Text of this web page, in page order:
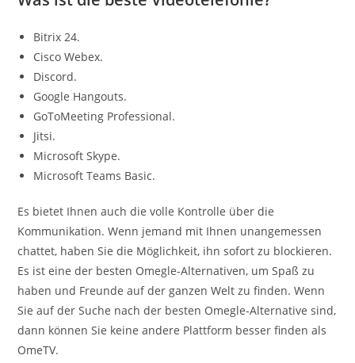
Bitrix 24.
Cisco Webex.
Discord.
Google Hangouts.
GoToMeeting Professional.
Jitsi.
Microsoft Skype.
Microsoft Teams Basic.
Es bietet Ihnen auch die volle Kontrolle über die
Kommunikation. Wenn jemand mit Ihnen unangemessen
chattet, haben Sie die Möglichkeit, ihn sofort zu blockieren.
Es ist eine der besten Omegle-Alternativen, um Spaß zu
haben und Freunde auf der ganzen Welt zu finden. Wenn
Sie auf der Suche nach der besten Omegle-Alternative sind,
dann können Sie keine andere Plattform besser finden als
OmeTV.